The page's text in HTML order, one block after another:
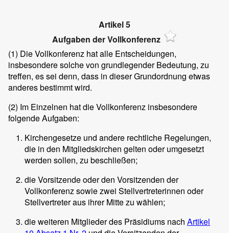
Artikel 5
Aufgaben der Vollkonferenz
(1) Die Vollkonferenz hat alle Entscheidungen,
insbesondere solche von grundlegender Bedeutung, zu
treffen, es sei denn, dass in dieser Grundordnung etwas
anderes bestimmt wird.
(2) Im Einzelnen hat die Vollkonferenz insbesondere
folgende Aufgaben:
Kirchengesetze und andere rechtliche Regelungen,
die in den Mitgliedskirchen gelten oder umgesetzt
werden sollen, zu beschließen;
die Vorsitzende oder den Vorsitzenden der
Vollkonferenz sowie zwei Stellvertreterinnen oder
Stellvertreter aus ihrer Mitte zu wählen;
die weiteren Mitglieder des Präsidiums nach Artikel